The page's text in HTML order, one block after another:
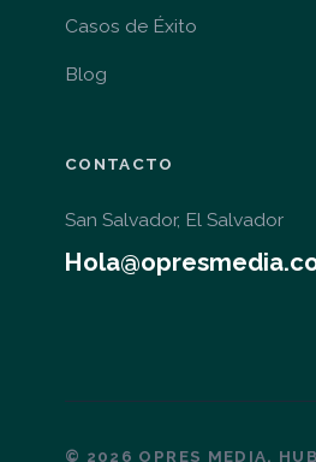
Casos de Éxito
Blog
CONTACTO
San Salvador, El Salvador
© 2026 OPRES MEDIA.